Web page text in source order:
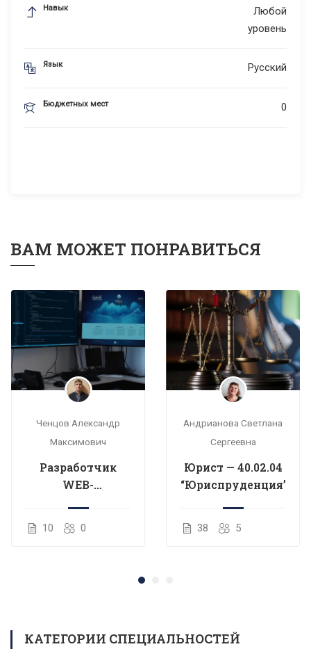
Навык
Любой
уровень
Язык Русский
Бюджетных мест 0
ВАМ МОЖЕТ ПОНРАВИТЬСЯ
Ченцов Александр
Максимович
Разработчик
WEB-
09.02.09 «Веб-
разработка»
10 0
Андрианова Светлана
Сергеевна
Юрист — 40.02.04
“Юриспруденция”
38 5
КАТЕГОРИИ СПЕЦИАЛЬНОСТЕЙ